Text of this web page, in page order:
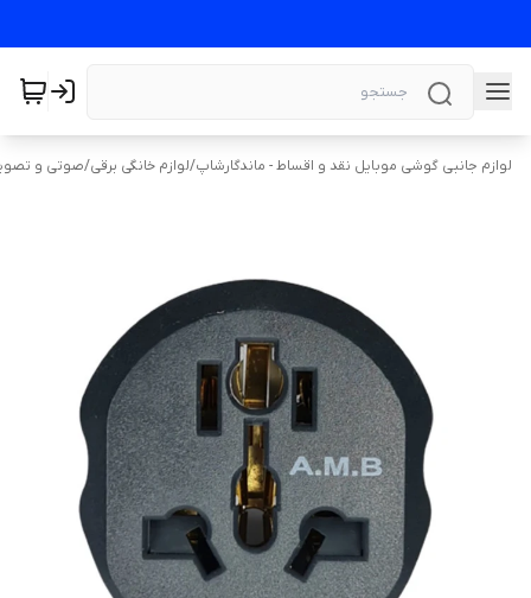
لوازم جانبی گوشی موبایل نقد و اقساط - ماندگارشاپ/لوازم خانگی برقی/صوتی و